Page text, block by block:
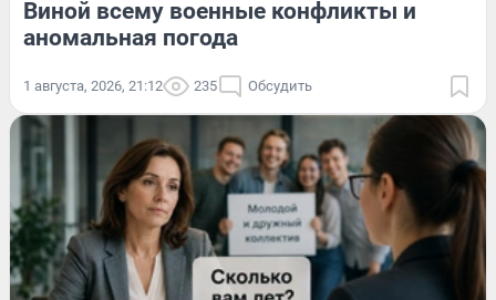
Виной всему военные конфликты и
аномальная погода
1 августа, 2026, 21:12 235 Обсудить